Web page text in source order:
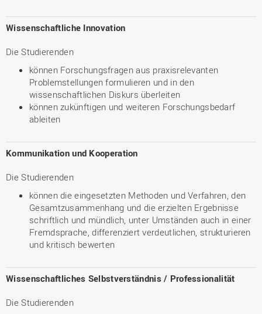
Wissenschaftliche Innovation
Die Studierenden
können Forschungsfragen aus praxisrelevanten
Problemstellungen formulieren und in den
wissenschaftlichen Diskurs überleiten
können zukünftigen und weiteren Forschungsbedarf
ableiten
Kommunikation und Kooperation
Die Studierenden
können die eingesetzten Methoden und Verfahren, den
Gesamtzusammenhang und die erzielten Ergebnisse
schriftlich und mündlich, unter Umständen auch in einer
Fremdsprache, differenziert verdeutlichen, strukturieren
und kritisch bewerten
Wissenschaftliches Selbstverständnis / Professionalität
Die Studierenden